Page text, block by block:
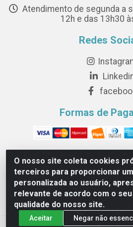
O nosso site coleta cookies
terceiros para proporcionar
personalizada ao usuário,
relevante de acordo com o
qualidade do nosso site.
Aceitar Negar não
Atendimento de segunda a
12h e das 13h30
Redes
Formas de
Novesete Distribuidora LTDA -
Terminal Intermodal da Serra,
CNPJ 29.479.604/